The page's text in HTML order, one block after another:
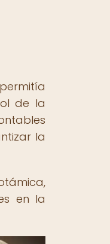
de la
la
en la